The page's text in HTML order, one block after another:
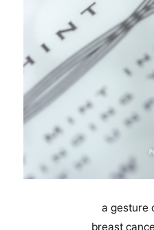
a gesture
breast